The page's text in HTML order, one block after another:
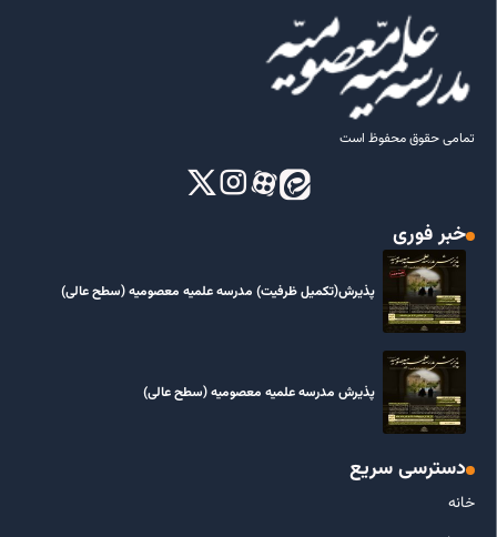
تمامی حقوق محفوظ است
خبر فوری
پذیرش(تکمیل ظرفیت) مدرسه علمیه معصومیه‌ (سطح عالی)
پذیرش مدرسه علمیه معصومیه‌ (سطح عالی)
دسترسی سریع
خانه